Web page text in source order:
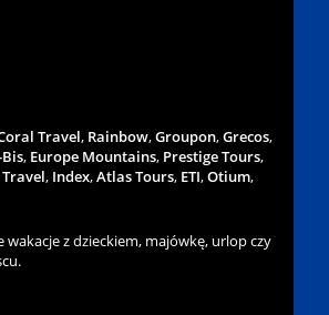
Travel, Rainbow,Groupon,Grecos,
Bis, Europe Mountains, Prestige Tours,
, Index,Atlas Tours, ETI,Otium,
z dzieckiem, majówkę, urlop czy